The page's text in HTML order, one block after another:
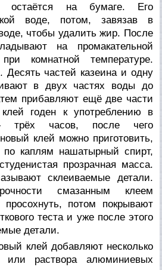
остаётся на бумаге. Его
воде, потом, завязав в
чтобы удалить жир. После
на промакательной
комнатной температуре.
Десять частей казеина и одну
в двух частях воды до
прибавляют ещё две части
годен к употреблению в
трёх часов, после чего
клей можно приготовить,
по каплям нашатырный спирт,
прозрачная масса.
склеиваемые детали.
смазанным клеем
потом покрывают
теста и уже после этого
детали.
клей добавляют несколько
или раствора алюминиевых